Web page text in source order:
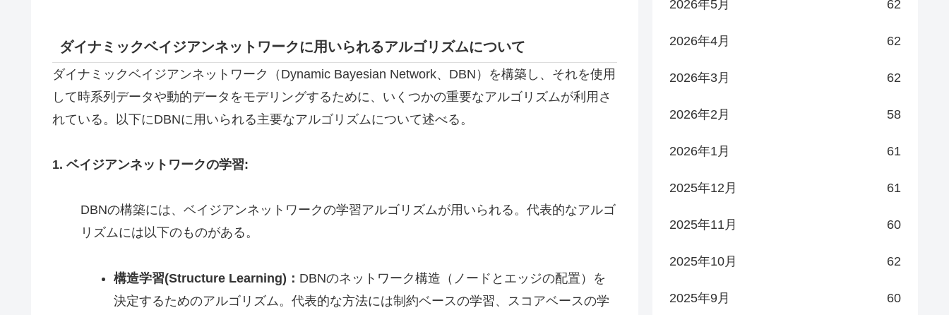
ダイナミックベイジアンネットワークに用いられるアルゴリズムについて
ダイナミックベイジアンネットワーク（Dynamic Bayesian Network、DBN）を構築し、それを使用
して時系列データや動的データをモデリングするために、いくつかの重要なアルゴリズムが利用さ
れている。以下にDBNに用いられる主要なアルゴリズムについて述べる。
1. ベイジアンネットワークの学習:
DBNの構築には、ベイジアンネットワークの学習アルゴリズムが用いられる。代表的なアルゴ
リズムには以下のものがある。
構造学習(Structure Learning)： DBNのネットワーク構造（ノードとエッジの配置）を
決定するためのアルゴリズム。代表的な方法には制約ベースの学習、スコアベースの学
2026年5月 62
2026年4月 62
2026年3月 62
2026年2月 58
2026年1月 61
2025年12月 61
2025年11月 60
2025年10月 62
2025年9月 60